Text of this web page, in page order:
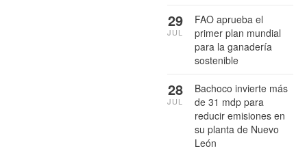
FAO aprueba el
primer plan mundial
para la ganadería
sostenible
29
JUL
Bachoco invierte más
de 31 mdp para
reducir emisiones en
su planta de Nuevo
León
28
JUL